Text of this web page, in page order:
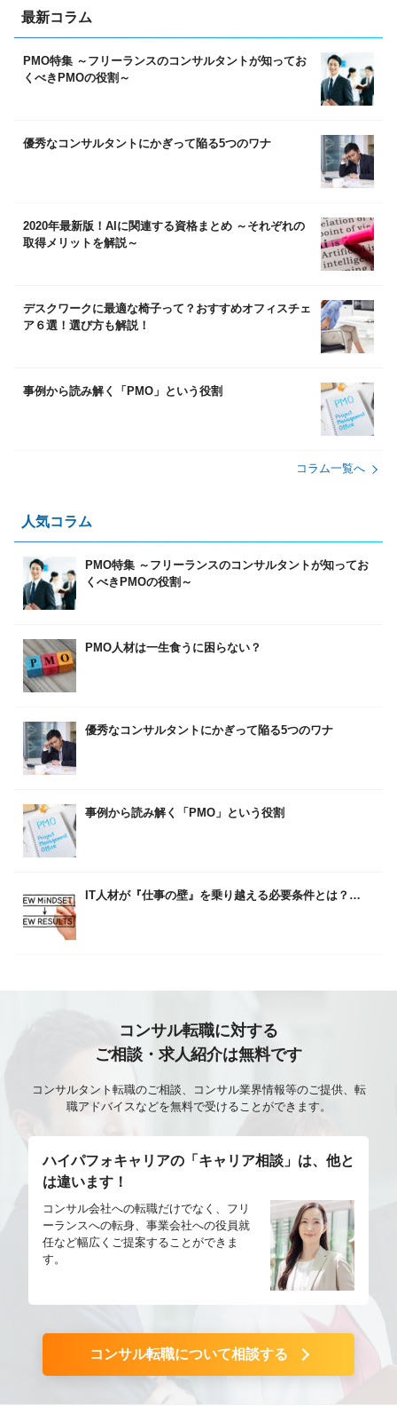
最新コラム
PMO特集 ～フリーランスのコンサルタントが知ってお
くべきPMOの役割～
優秀なコンサルタントにかぎって陥る5つのワナ
2020年最新版！AIに関連する資格まとめ ～それぞれの
取得メリットを解説～
デスクワークに最適な椅子って？おすすめオフィスチェ
ア６選！選び方も解説！
事例から読み解く「PMO」という役割
コラム⼀覧へ
⼈気コラム
PMO特集 ～フリーランスのコンサルタントが知ってお
くべきPMOの役割～
PMO人材は一生食うに困らない？
優秀なコンサルタントにかぎって陥る5つのワナ
事例から読み解く「PMO」という役割
IT人材が『仕事の壁』を乗り越える必要条件とは？…
コンサル転職に対する
ご相談・求人紹介は無料です
コンサルタント転職のご相談、コンサル業界情報等のご提供、転
職アドバイスなどを無料で受けることができます。
コンサル転職について相談する
ハイパフォキャリアの「キャリア相談」は、他と
は違います！
コンサル会社への転職だけでなく、フリ
ーランスへの転身、事業会社への役員就
任など幅広くご提案することができま
す。